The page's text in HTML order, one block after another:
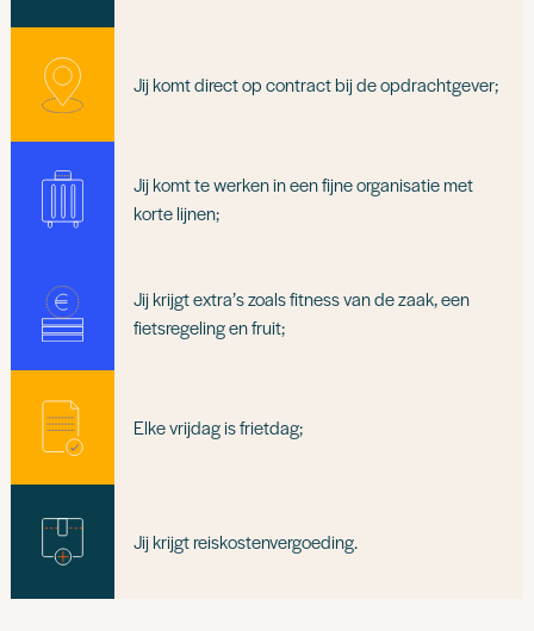
Jij komt direct op contract bij de opdrachtgever;
Jij komt te werken in een fijne organisatie met
korte lijnen;
Jij krijgt extra’s zoals fitness van de zaak, een
fietsregeling en fruit;
Elke vrijdag is frietdag;
Jij krijgt reiskostenvergoeding.